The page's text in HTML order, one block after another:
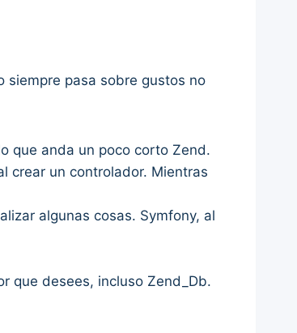
siempre pasa sobre gustos no
que anda un poco corto Zend.
crear un controlador. Mientras
algunas cosas. Symfony, al
que desees, incluso Zend_Db.